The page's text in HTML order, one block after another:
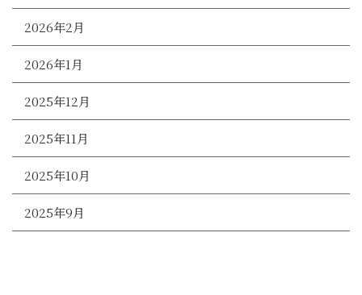
2026年2月
2026年1月
2025年12月
2025年11月
2025年10月
2025年9月